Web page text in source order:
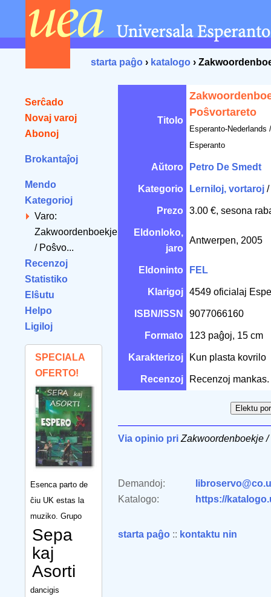
starta paĝo › katalogo ›
Serĉado
Novaj varoj
Abonoj
Brokantaĵoj
Mendo
Kategorioj
Varo:
Zakwoordenboekje
/ Poŝvo...
Recenzoj
Statistiko
Elŝutu
Helpo
Ligiloj
SPECIALA
OFERTO!
Esenca parto de
ĉiu UK estas la
muziko. Grupo
Sepa
kaj
Asorti
dancigis
Titolo
Poŝvortareto
Esperanto-Nederlands
Esperanto
Aŭtoro Petro De Smedt
Kategorio Lerniloj, vortaroj /
Prezo 3.00 €, sesona
Eldonloko,
jaro
Antwerpen, 2005
Eldoninto FEL
Klarigoj 4549 oficialaj
ISBN/ISSN 9077066160
Formato 123 paĝoj, 15 cm
Karakterizoj Kun plasta kovrilo
Recenzoj Recenzoj mankas.
Via opinio pri Zakwoordenboekje /
Demandoj:
Katalogo:
https://
starta paĝo :: kontaktu nin